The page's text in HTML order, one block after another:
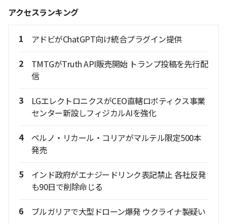
アクセスランキング
1 アドビがChatGPT向け統合プラグイン提供
2
TMTGがTruth API販売開始 トランプ投稿を先行配
信
3
LGエレクトロニクスがCEO直轄ロボティクス事業
センター新設しフィジカルAIを強化
4
ペルノ・リカール・コリアがマルテル限定500本
発売
5
インド政府がエナジードリンク表記禁止 各社反発
も90日で削除命じる
6 ブルガリアで大型ドローン爆発 ウクライナ製疑い